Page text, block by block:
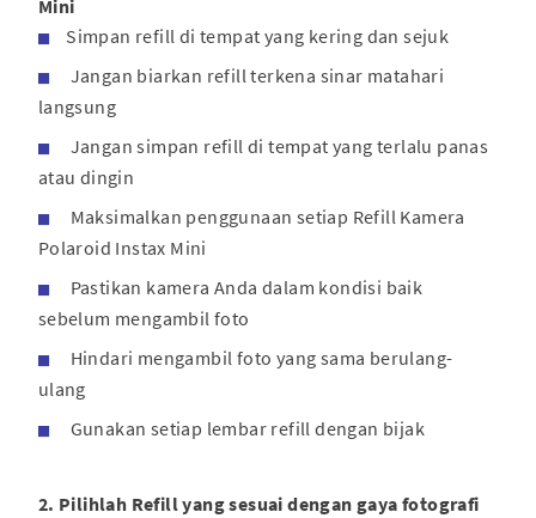
Mini
Simpan refill di tempat yang kering dan sejuk
Jangan biarkan refill terkena sinar matahari
langsung
Jangan simpan refill di tempat yang terlalu panas
atau dingin
Maksimalkan penggunaan setiap Refill Kamera
Polaroid Instax Mini
Pastikan kamera Anda dalam kondisi baik
sebelum mengambil foto
Hindari mengambil foto yang sama berulang-
ulang
Gunakan setiap lembar refill dengan bijak
2. Pilihlah Refill yang sesuai dengan gaya fotografi